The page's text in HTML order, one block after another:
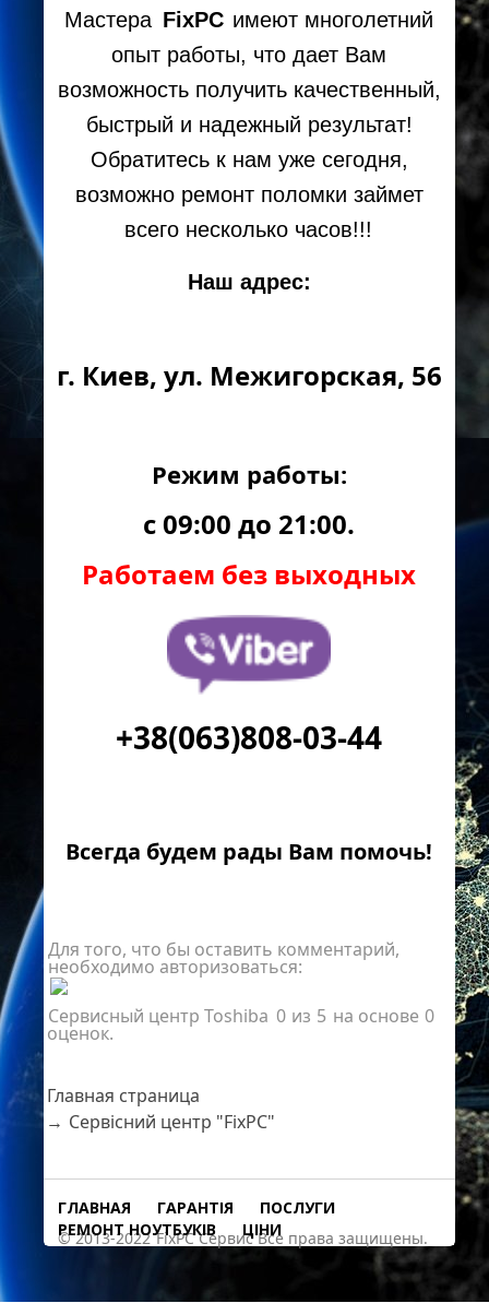
Мастера FixPC имеют многолетний
опыт работы, что дает Вам
возможность получить качественный,
быстрый и надежный результат!
Обратитесь к нам уже сегодня,
возможно ремонт поломки займет
всего несколько часов!!!
Наш адрес:
г. Киев, ул. Межигорская, 56
Режим работы:
с 09:00 до 21:00.
Работаем без выходных
+38(063)808-03-44
Всегда будем рады Вам помочь!
Для того, что бы оставить комментарий,
необходимо авторизоваться:
Сервисный центр Toshiba 0 из 5 на основе 0
оценок.
Главная страница
→ Сервісний центр "FixPC"
© 2013-2022FixPС Сервис Все права защищены.
ГЛАВНАЯ ГАРАНТІЯ
ПОСЛУГИ
РЕМОНТ НОУТБУКІВ
ЦІНИ